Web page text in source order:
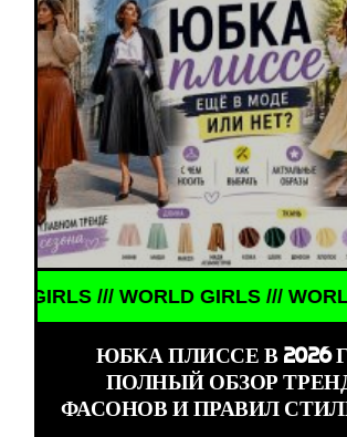
/// WORLD GIRLS /// WORLD
ЮБКА ПЛИССЕ В 2026
ПОЛНЫЙ ОБЗОР
ФАСОНОВ И ПРАВИЛ